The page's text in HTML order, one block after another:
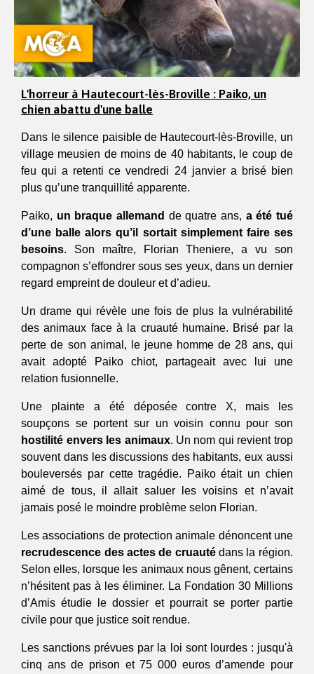
L'horreur à Hautecourt-lès-Broville : Paiko, un
chien abattu d'une balle
Dans le silence paisible de Hautecourt-lès-Broville, un
village meusien de moins de 40 habitants, le coup de
feu qui a retenti ce vendredi 24 janvier a brisé bien
plus qu’une tranquillité apparente.
Paiko, un braque allemand de quatre ans, a été tué
d’une balle alors qu’il sortait simplement faire ses
besoins. Son maître, Florian Theniere, a vu son
compagnon s’effondrer sous ses yeux, dans un dernier
regard empreint de douleur et d’adieu.
Un drame qui révèle une fois de plus la vulnérabilité
des animaux face à la cruauté humaine. Brisé par la
perte de son animal, le jeune homme de 28 ans, qui
avait adopté Paiko chiot, partageait avec lui une
relation fusionnelle.
Une plainte a été déposée contre X, mais les
soupçons se portent sur un voisin connu pour son
hostilité envers les animaux. Un nom qui revient trop
souvent dans les discussions des habitants, eux aussi
bouleversés par cette tragédie. Paiko était un chien
aimé de tous, il allait saluer les voisins et n’avait
jamais posé le moindre problème selon Florian.
Les associations de protection animale dénoncent une
recrudescence des actes de cruautédans la région.
Selon elles, lorsque les animaux nous gênent, certains
n’hésitent pas à les éliminer. La Fondation 30 Millions
d’Amis étudie le dossier et pourrait se porter partie
civile pour que justice soit rendue.
Les sanctions prévues par la loi sont lourdes : jusqu'à
cinq ans de prison et 75 000 euros d’amende pour